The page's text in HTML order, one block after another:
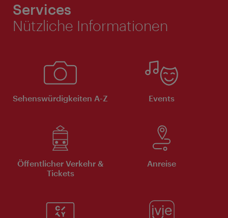
Services
Nützliche Informationen
Sehenswürdigkeiten A-Z Events
Öffentlicher Verkehr &
Tickets
Anreise